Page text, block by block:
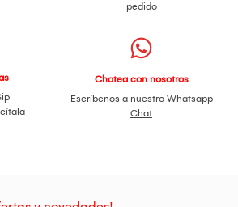
pedido
Chatea con nosotros
Escríbenos a nuestro Whatsapp
Chat